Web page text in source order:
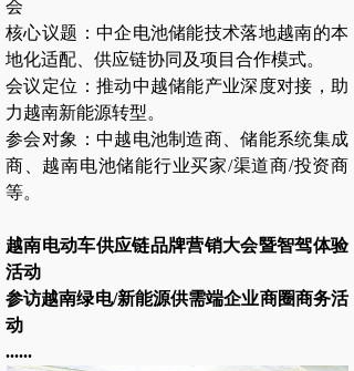
会
核心议题‌：中企电池储能技术落地越南的本
地化适配、供应链协同及项目合作模式。
会议定位‌：推动中越储能产业深度对接，助
力越南新能源转型。
参会对象‌：中越电池制造商、储能系统集成
商、越南电池储能行业买家/渠道商/投资商
等。
越南电动车供应链品牌营销大会暨智驾体验
活动
参访越南绿电/新能源供需端企业商圈商务活
动
......